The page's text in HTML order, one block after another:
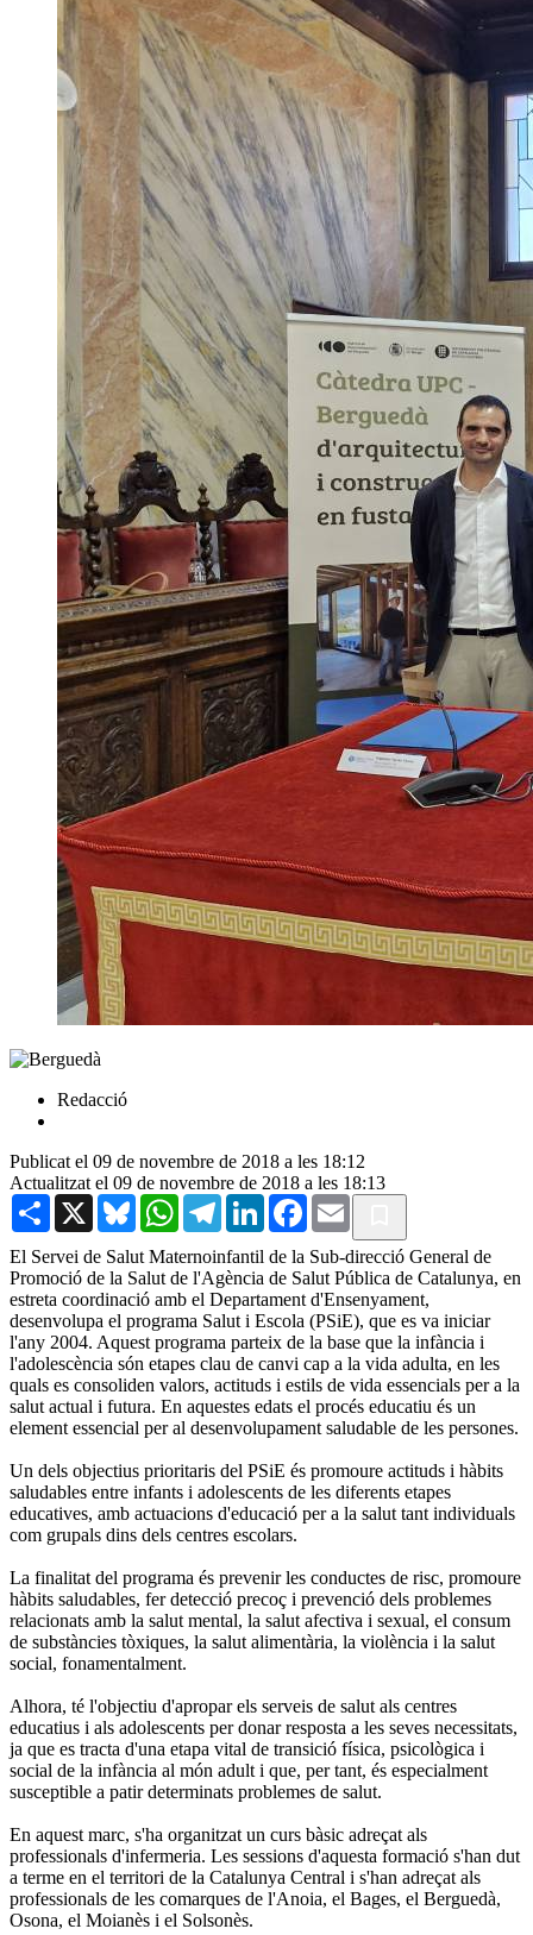
Redacció
Publicat el 09 de novembre de 2018 a les 18:12
Actualitzat el 09 de novembre de 2018 a les 18:13
Share X BlueskyWhatsAppTelegramLinkedInFacebook
Email
El Servei de Salut Maternoinfantil de la Sub-direcció General de
Promoció de la Salut de l'Agència de Salut Pública de Catalunya, en
estreta coordinació amb el Departament d'Ensenyament,
desenvolupa el programa Salut i Escola (PSiE), que es va iniciar
l'any 2004. Aquest programa parteix de la base que la infància i
l'adolescència són etapes clau de canvi cap a la vida adulta, en les
quals es consoliden valors, actituds i estils de vida essencials per a la
salut actual i futura. En aquestes edats el procés educatiu és un
element essencial per al desenvolupament saludable de les persones.
Un dels objectius prioritaris del PSiE és promoure actituds i hàbits
saludables entre infants i adolescents de les diferents etapes
educatives, amb actuacions d'educació per a la salut tant individuals
com grupals dins dels centres escolars.
La finalitat del programa és prevenir les conductes de risc, promoure
hàbits saludables, fer detecció precoç i prevenció dels problemes
relacionats amb la salut mental, la salut afectiva i sexual, el consum
de substàncies tòxiques, la salut alimentària, la violència i la salut
social, fonamentalment.
Alhora, té l'objectiu d'apropar els serveis de salut als centres
educatius i als adolescents per donar resposta a les seves necessitats,
ja que es tracta d'una etapa vital de transició física, psicològica i
social de la infància al món adult i que, per tant, és especialment
susceptible a patir determinats problemes de salut.
En aquest marc, s'ha organitzat un curs bàsic adreçat als
professionals d'infermeria. Les sessions d'aquesta formació s'han dut
a terme en el territori de la Catalunya Central i s'han adreçat als
professionals de les comarques de l'Anoia, el Bages, el Berguedà,
Osona, el Moianès i el Solsonès.